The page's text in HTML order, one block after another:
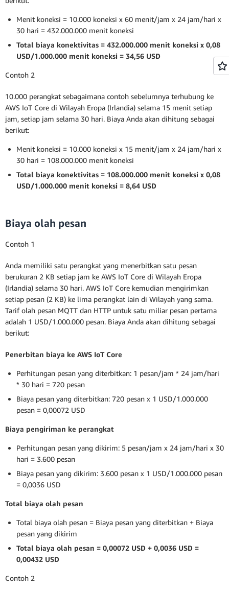
Menit koneksi = 10.000 koneksi x 60 menit/jam x 24 jam/hari x
30 hari = 432.000.000 menit koneksi
Total biaya konektivitas = 432.000.000 menit koneksi x 0,08
USD/1.000.000 menit koneksi = 34,56 USD
Contoh 2
10.000 perangkat sebagaimana contoh sebelumnya terhubung ke
AWS IoT Core di Wilayah Eropa (Irlandia) selama 15 menit setiap
jam, setiap jam selama 30 hari. Biaya Anda akan dihitung sebagai
berikut:
Menit koneksi = 10.000 koneksi x 15 menit/jam x 24 jam/hari x
30 hari = 108.000.000 menit koneksi
Total biaya konektivitas = 108.000.000 menit koneksi x 0,08
USD/1.000.000 menit koneksi = 8,64 USD
Biaya olah pesan
Contoh 1
Anda memiliki satu perangkat yang menerbitkan satu pesan
berukuran 2 KB setiap jam ke AWS IoT Core di Wilayah Eropa
(Irlandia) selama 30 hari. AWS IoT Core kemudian mengirimkan
setiap pesan (2 KB) ke lima perangkat lain di Wilayah yang sama.
Tarif olah pesan MQTT dan HTTP untuk satu miliar pesan pertama
adalah 1 USD/1.000.000 pesan. Biaya Anda akan dihitung sebagai
berikut:
Penerbitan biaya ke AWS IoT Core
Perhitungan pesan yang diterbitkan: 1 pesan/jam * 24 jam/hari
* 30 hari = 720 pesan
Biaya pesan yang diterbitkan: 720 pesan x 1 USD/1.000.000
pesan = 0,00072 USD
Biaya pengiriman ke perangkat
Perhitungan pesan yang dikirim: 5 pesan/jam x 24 jam/hari x 30
hari = 3.600 pesan
Biaya pesan yang dikirim: 3.600 pesan x 1 USD/1.000.000 pesan
= 0,0036 USD
Total biaya olah pesan
Total biaya olah pesan = Biaya pesan yang diterbitkan + Biaya
pesan yang dikirim
Total biaya olah pesan = 0,00072 USD + 0,0036 USD =
0,00432 USD
Contoh 2